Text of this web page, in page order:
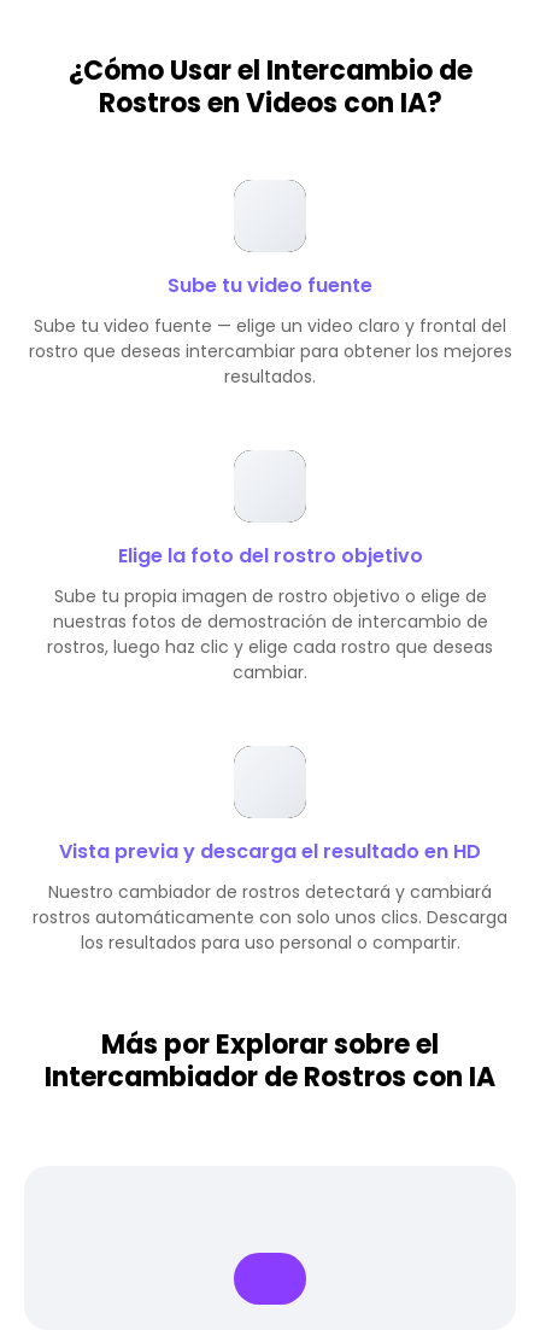
¿Cómo Usar el Intercambio de
Rostros en Videos con IA?
Sube tu video fuente
Sube tu video fuente — elige un video claro y frontal del
rostro que deseas intercambiar para obtener los mejores
resultados.
Elige la foto del rostro objetivo
Sube tu propia imagen de rostro objetivo o elige de
nuestras fotos de demostración de intercambio de
rostros, luego haz clic y elige cada rostro que deseas
cambiar.
Vista previa y descarga el resultado en HD
Nuestro cambiador de rostros detectará y cambiará
rostros automáticamente con solo unos clics. Descarga
los resultados para uso personal o compartir.
Más por Explorar sobre el
Intercambiador de Rostros con IA